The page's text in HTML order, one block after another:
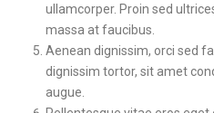
ullamcorper. Proin sed
massa at faucibus.
Aenean dignissim, orci sed
dignissim tortor, sit amet
augue.